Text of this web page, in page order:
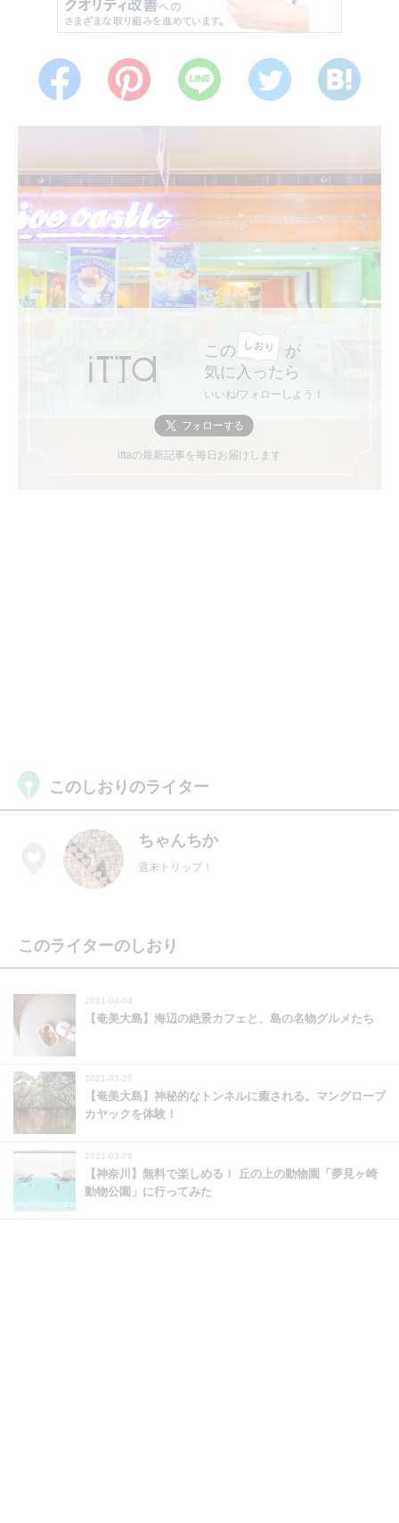
この
が
気に入ったら
いいね/フォローしよう！
ittaの最新記事を毎日お届けします
このしおりのライター
ちゃんちか
週末トリップ！
このライターのしおり
2021-04-04
【奄美大島】海辺の絶景カフェと、島の名物グルメたち
2021-03-27
【奄美大島】神秘的なトンネルに癒される。マングローブ
カヤックを体験！
2021-03-09
【神奈川】無料で楽しめる！ 丘の上の動物園「夢見ヶ崎
動物公園」に行ってみた